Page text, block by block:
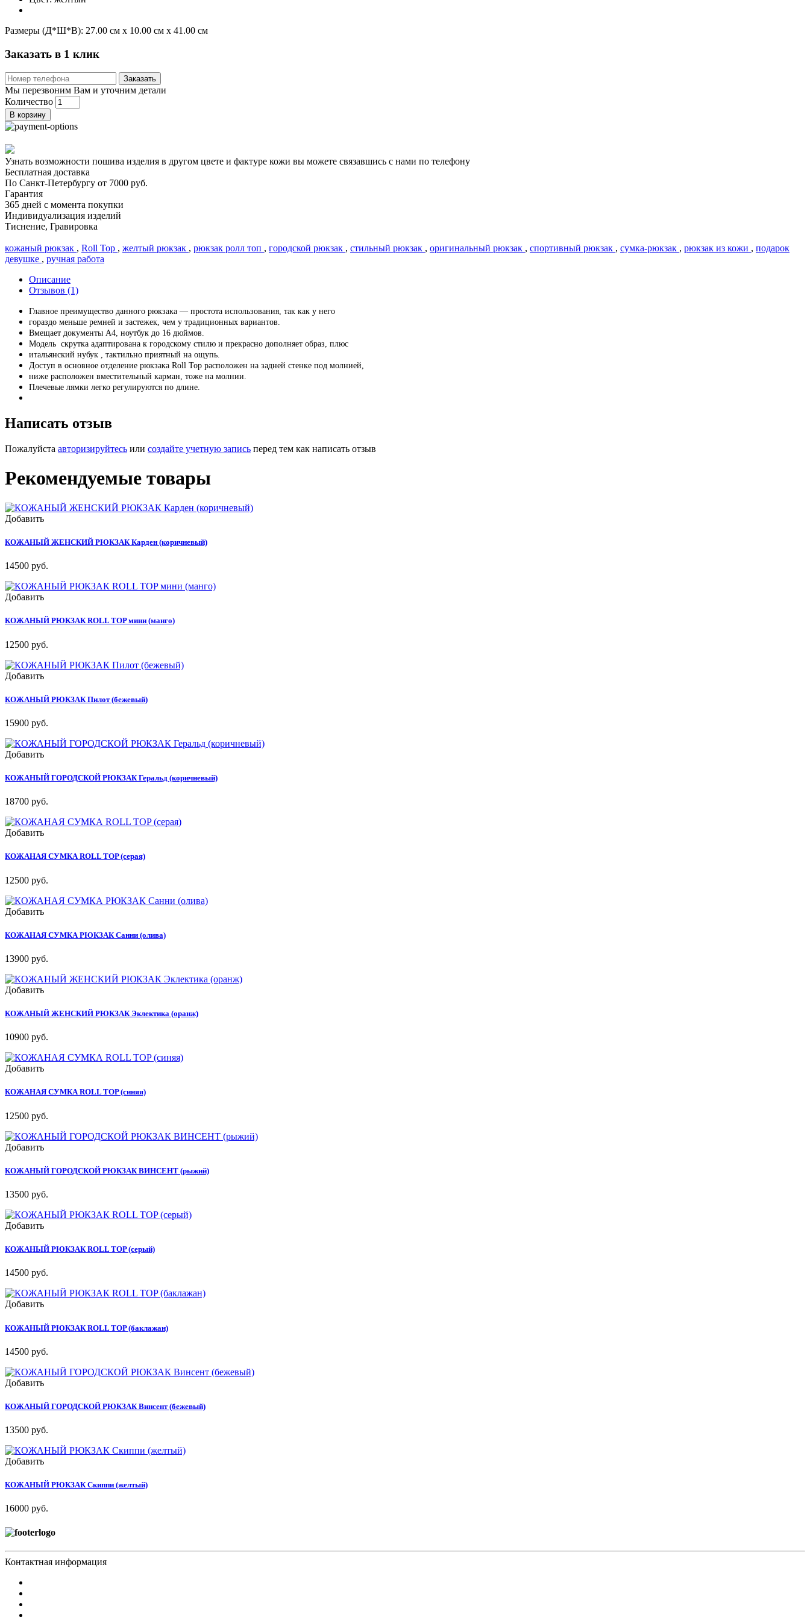
Размеры (Д*Ш*В): 27.00 см x 10.00 см x 41.00 см
Заказать в 1 клик
Заказать
Мы перезвоним Вам и уточним детали
Количество
В корзину
Узнать возможности пошива изделия в другом цвете и фактуре кожи вы можете связавшись с нами по телефону
Бесплатная доставка
По Санкт-Петербургу от 7000 руб.
Гарантия
365 дней с момента покупки
Индивидуализация изделий
Тиснение, Гравировка
кожаный рюкзак , Roll Top , желтый рюкзак , рюкзак ролл топ , городской рюкзак , стильный рюкзак , оригинальный рюкзак , спортивный рюкзак , сумка-рюкзак , рюкзак из кожи , подарок
девушке , ручная работа
Описание
Отзывов (1)
Главное преимущество данного рюкзака — простота использования, так как у него
гораздо меньше ремней и застежек, чем у традиционных вариантов.
Вмещает документы А4, ноутбук до 16 дюймов.
Модель скрутка адаптирована к городскому стилю и прекрасно дополняет образ, плюс
итальянский нубук , тактильно приятный на ощупь.
Доступ в основное отделение рюкзака Roll Top расположен на задней стенке под молнией,
ниже расположен вместительный карман, тоже на молнии.
Плечевые лямки легко регулируются по длине.
Написать отзыв
Пожалуйста авторизируйтесь или создайте учетную запись перед тем как написать отзыв
Рекомендуемые товары
Добавить
КОЖАНЫЙ ЖЕНСКИЙ РЮКЗАК Карден (коричневый)
14500 руб.
Добавить
КОЖАНЫЙ РЮКЗАК ROLL TOP мини (манго)
12500 руб.
Добавить
КОЖАНЫЙ РЮКЗАК Пилот (бежевый)
15900 руб.
Добавить
КОЖАНЫЙ ГОРОДСКОЙ РЮКЗАК Геральд (коричневый)
18700 руб.
Добавить
КОЖАНАЯ СУМКА ROLL TOP (серая)
12500 руб.
Добавить
КОЖАНАЯ СУМКА РЮКЗАК Санни (олива)
13900 руб.
Добавить
КОЖАНЫЙ ЖЕНСКИЙ РЮКЗАК Эклектика (оранж)
10900 руб.
Добавить
КОЖАНАЯ СУМКА ROLL TOP (синяя)
12500 руб.
Добавить
КОЖАНЫЙ ГОРОДСКОЙ РЮКЗАК ВИНСЕНТ (рыжий)
13500 руб.
Добавить
КОЖАНЫЙ РЮКЗАК ROLL TOP (серый)
14500 руб.
Добавить
КОЖАНЫЙ РЮКЗАК ROLL TOP (баклажан)
14500 руб.
Добавить
КОЖАНЫЙ ГОРОДСКОЙ РЮКЗАК Винсент (бежевый)
13500 руб.
Добавить
КОЖАНЫЙ РЮКЗАК Скиппи (желтый)
16000 руб.
Контактная информация